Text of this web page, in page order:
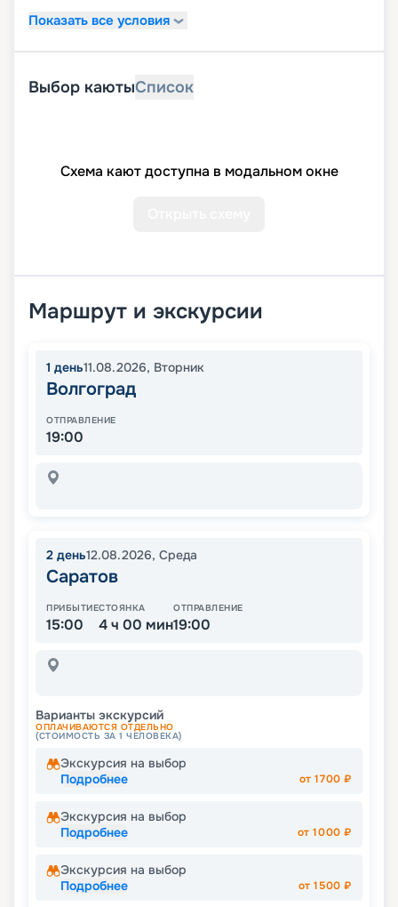
Показать все условия
Выбор каютыСписок
Схема кают доступна в модальном окне
Маршрут и экскурсии
1 день11.08.2026, Вторник
Волгоград
ОТПРАВЛЕНИЕ
19:00
2 день12.08.2026, Среда
Саратов
ПРИБЫТИЕ
15:00
СТОЯНКА
4 ч 00 мин
ОТПРАВЛЕНИЕ
19:00
Варианты экскурсий
ОПЛАЧИВАЮТСЯ ОТДЕЛЬНО
(СТОИМОСТЬ ЗА 1 ЧЕЛОВЕКА)
Экскурсия на выбор
Подробнее
от1700 ₽
Экскурсия на выбор
Подробнее
от1000 ₽
Экскурсия на выбор
Подробнее
от1500 ₽